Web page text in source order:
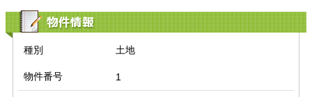
物件情報
種別 土地
物件番号 1